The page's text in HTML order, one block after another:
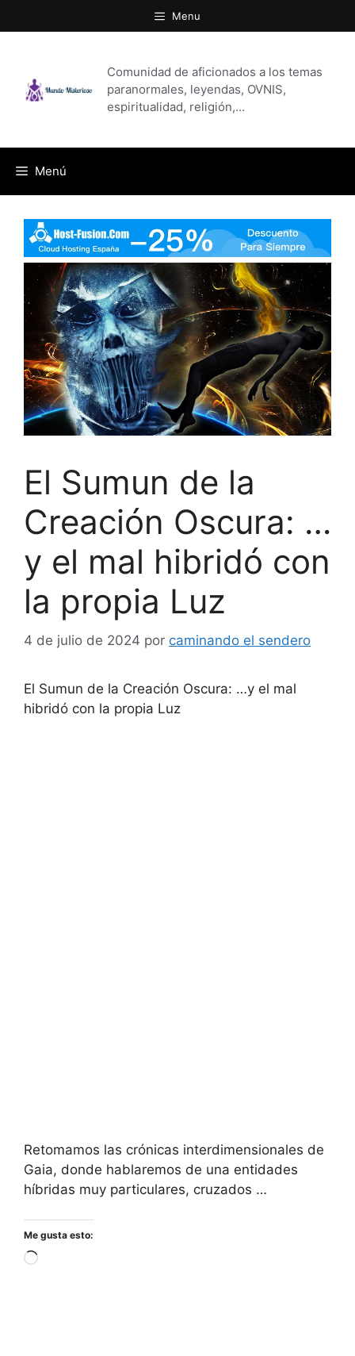
al
Menu
Comunidad de aficionados a los temas
paranormales, leyendas, OVNIS,
espiritualidad, religión,…
Menú
El Sumun de la
Creación Oscura: …
y el mal hibridó con
la propia Luz
4 de julio de 2024 por caminando el sendero
El Sumun de la Creación Oscura: …y el mal
hibridó con la propia Luz
Retomamos las crónicas interdimensionales de
Gaia, donde hablaremos de una entidades
híbridas muy particulares, cruzados …
Me gusta esto:
Cargando...